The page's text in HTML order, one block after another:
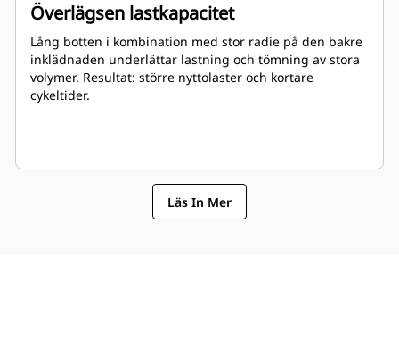
Överlägsen lastkapacitet
Lång botten i kombination med stor radie på den bakre
inklädnaden underlättar lastning och tömning av stora
volymer. Resultat: större nyttolaster och kortare
cykeltider.
Läs In Mer